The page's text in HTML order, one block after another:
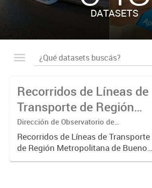
DATASETS
Recorridos de Líneas de
Transporte de Región
Metropolitana de
Buenos Aires (RMBA)
Dirección de Observatorio de
Transporte, Estudio y Sistemas
Recorridos de Líneas de Transporte
de Región Metropolitana de Buenos
Aires (RMBA).-